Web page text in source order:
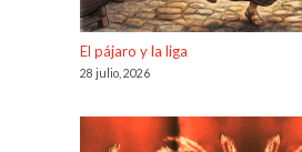
El pájaro y la liga
28 julio, 2026